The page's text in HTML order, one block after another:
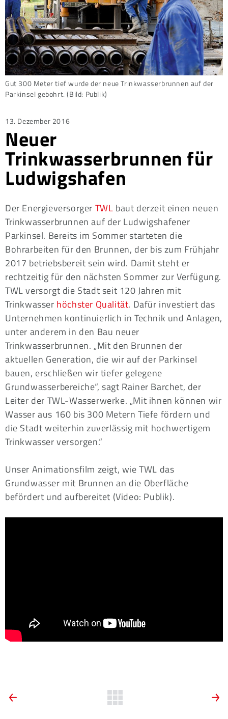
Gut 300 Meter tief wurde der neue Trinkwasserbrunnen auf der
Parkinsel gebohrt. (Bild: Publik)
Posted
on
13. Dezember 2016
Neuer
Trinkwasserbrunnen für
Ludwigshafen
Der Energieversorger TWL baut derzeit einen neuen
Trinkwasserbrunnen auf der Ludwigshafener
Parkinsel. Bereits im Sommer starteten die
Bohrarbeiten für den Brunnen, der bis zum Frühjahr
2017 betriebsbereit sein wird. Damit steht er
rechtzeitig für den nächsten Sommer zur Verfügung.
TWL versorgt die Stadt seit 120 Jahren mit
Trinkwasser höchster Qualität. Dafür investiert das
Unternehmen kontinuierlich in Technik und Anlagen,
unter anderem in den Bau neuer
Trinkwasserbrunnen. „Mit den Brunnen der
aktuellen Generation, die wir auf der Parkinsel
bauen, erschließen wir tiefer gelegene
Grundwasserbereiche“, sagt Rainer Barchet, der
Leiter der TWL-Wasserwerke. „Mit ihnen können wir
Wasser aus 160 bis 300 Metern Tiefe fördern und
die Stadt weiterhin zuverlässig mit hochwertigem
Trinkwasser versorgen.“
Unser Animationsfilm zeigt, wie TWL das
Grundwasser mit Brunnen an die Oberfläche
befördert und aufbereitet (Video: Publik).
ARTIKEL-
Zurück
zur